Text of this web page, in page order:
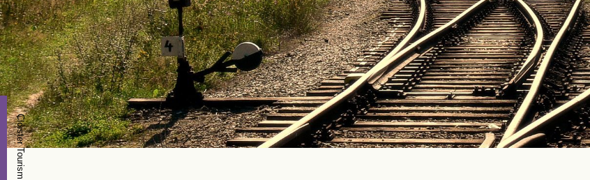
Cloister Tourism